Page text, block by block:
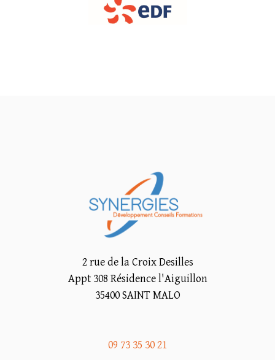
2 rue de la Croix Desilles
Appt 308 Résidence l'Aiguillon
35400 SAINT MALO
09 73 35 30 21